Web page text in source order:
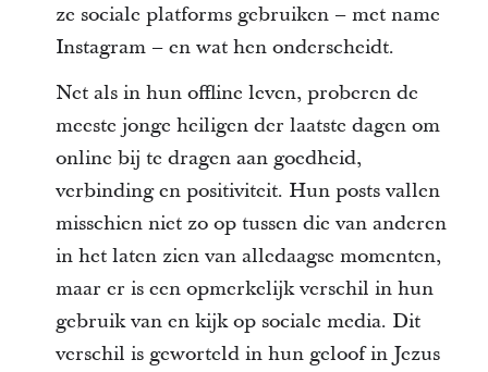
ze sociale platforms gebruiken – met name
Instagram – en wat hen onderscheidt.
Net als in hun offline leven, proberen de
meeste jonge heiligen der laatste dagen om
online bij te dragen aan goedheid,
verbinding en positiviteit. Hun posts vallen
misschien niet zo op tussen die van anderen
in het laten zien van alledaagse momenten,
maar er is een opmerkelijk verschil in hun
gebruik van en kijk op sociale media. Dit
verschil is geworteld in hun geloof in Jezus